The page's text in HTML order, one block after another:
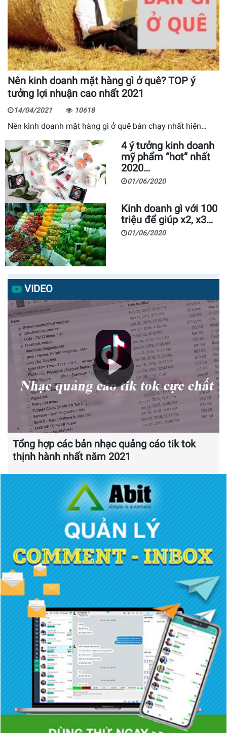
Nên kinh doanh mặt hàng gì ở quê? TOP ý
tưởng lợi nhuận cao nhất 2021
14/04/2021 10618
Nên kinh doanh mặt hàng gì ở quê bán chạy nhất hiện…
4 ý tưởng kinh doanh
mỹ phẩm “hot” nhất
2020…
01/06/2020
Kinh doanh gì với 100
triệu để giúp x2, x3…
01/06/2020
VIDEO
Tổng hợp các bản nhạc quảng cáo tik tok
thịnh hành nhất năm 2021